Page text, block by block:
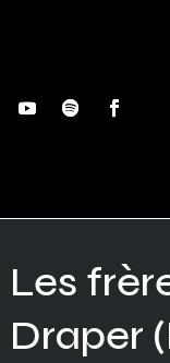
Les
Draper